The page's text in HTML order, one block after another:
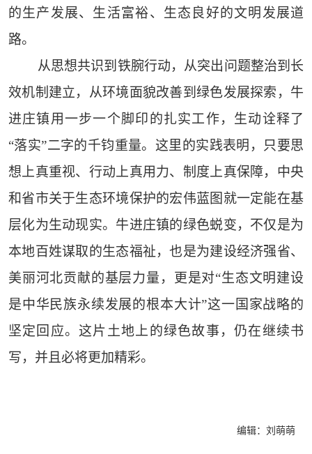
的生产发展、生活富裕、生态良好的文明发展道
路。
从思想共识到铁腕行动，从突出问题整治到长
效机制建立，从环境面貌改善到绿色发展探索，牛
进庄镇用一步一个脚印的扎实工作，生动诠释了
“落实”二字的千钧重量。这里的实践表明，只要思
想上真重视、行动上真用力、制度上真保障，中央
和省市关于生态环境保护的宏伟蓝图就一定能在基
层化为生动现实。牛进庄镇的绿色蜕变，不仅是为
本地百姓谋取的生态福祉，也是为建设经济强省、
美丽河北贡献的基层力量，更是对“生态文明建设
是中华民族永续发展的根本大计”这一国家战略的
坚定回应。这片土地上的绿色故事，仍在继续书
写，并且必将更加精彩。
编辑：刘萌萌